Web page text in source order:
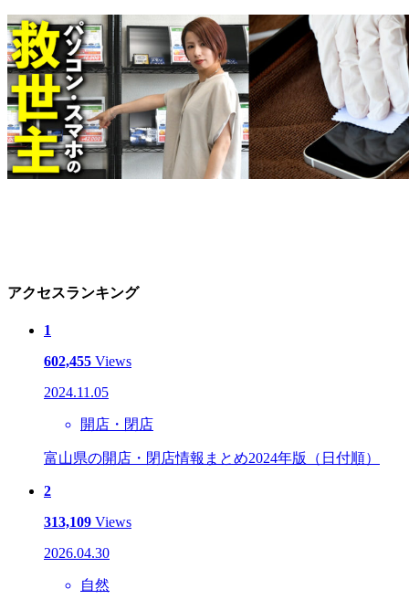
アクセスランキング
1
602,455 Views
2024.11.05
開店・閉店
富山県の開店・閉店情報まとめ2024年版（日付順）
2
313,109 Views
2026.04.30
自然